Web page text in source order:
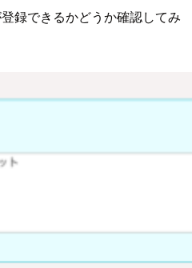
録できるかどうか確認してみ